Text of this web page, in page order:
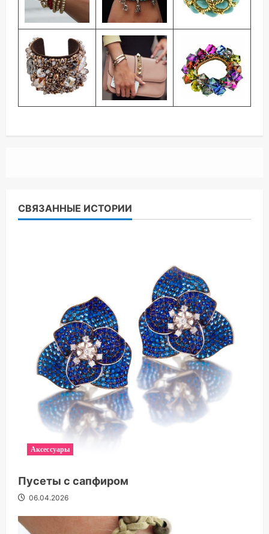
СВЯЗАННЫЕ ИСТОРИИ
Аксессуары
Пусеты с сапфиром
06.04.2026